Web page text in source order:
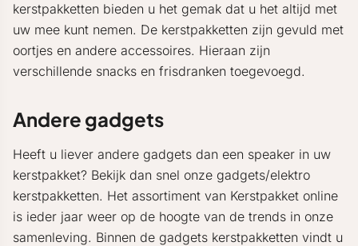
kerstpakketten bieden u het gemak dat u het altijd met
uw mee kunt nemen. De kerstpakketten zijn gevuld met
oortjes en andere accessoires. Hieraan zijn
verschillende snacks en frisdranken toegevoegd.
Andere gadgets
Heeft u liever andere gadgets dan een speaker in uw
kerstpakket? Bekijk dan snel onze gadgets/elektro
kerstpakketten. Het assortiment van Kerstpakket online
is ieder jaar weer op de hoogte van de trends in onze
samenleving. Binnen de gadgets kerstpakketten vindt u